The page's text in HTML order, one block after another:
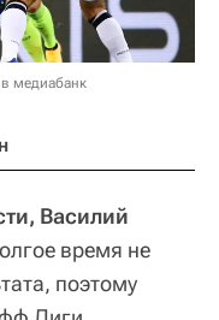
медиабанк
Василий
время не
поэтому